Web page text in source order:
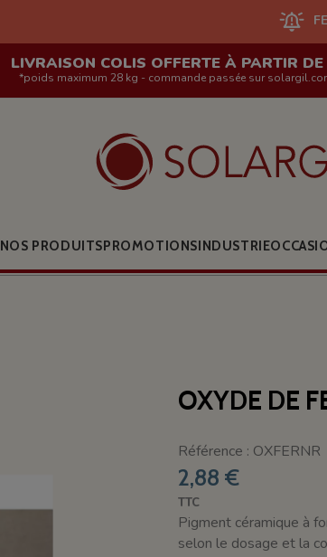
FERMETURE
LIVRAISON COLIS OFFERTE À PARTIR
*poids maximum 28 kg - commande passée sur
NOS PRODUITSPROMOTIONSINDUSTRIE
OXYDE DE
Référence : OXFERNR
2,88 €
TTC
Pigment céramique à
selon le dosage et la